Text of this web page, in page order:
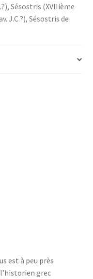
, Sésostris (XVIIième
J.C.?), Sésostris de
est à peu près
grec